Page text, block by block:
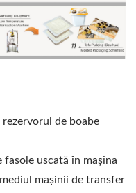
de boabe
uscată în mașina
mașinii de transfer